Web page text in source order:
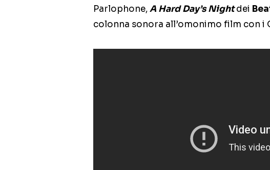
Parlophone,A Hard Day’s Nightdei
colonna sonora all’omonimo film con i